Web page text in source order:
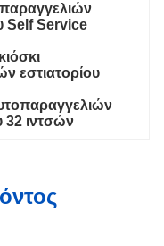
Self Service
εστιατορίου
32 ιντσών